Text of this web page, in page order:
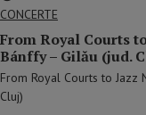
CONCERTE
From Royal Courts
Bánffy – Gilău (jud.
From Royal Courts to Jazz
Cluj)